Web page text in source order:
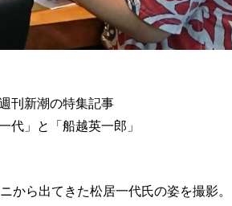
刊新潮の特集記事
代」と「船越英一郎」
から出てきた松居一代氏の姿を撮影。